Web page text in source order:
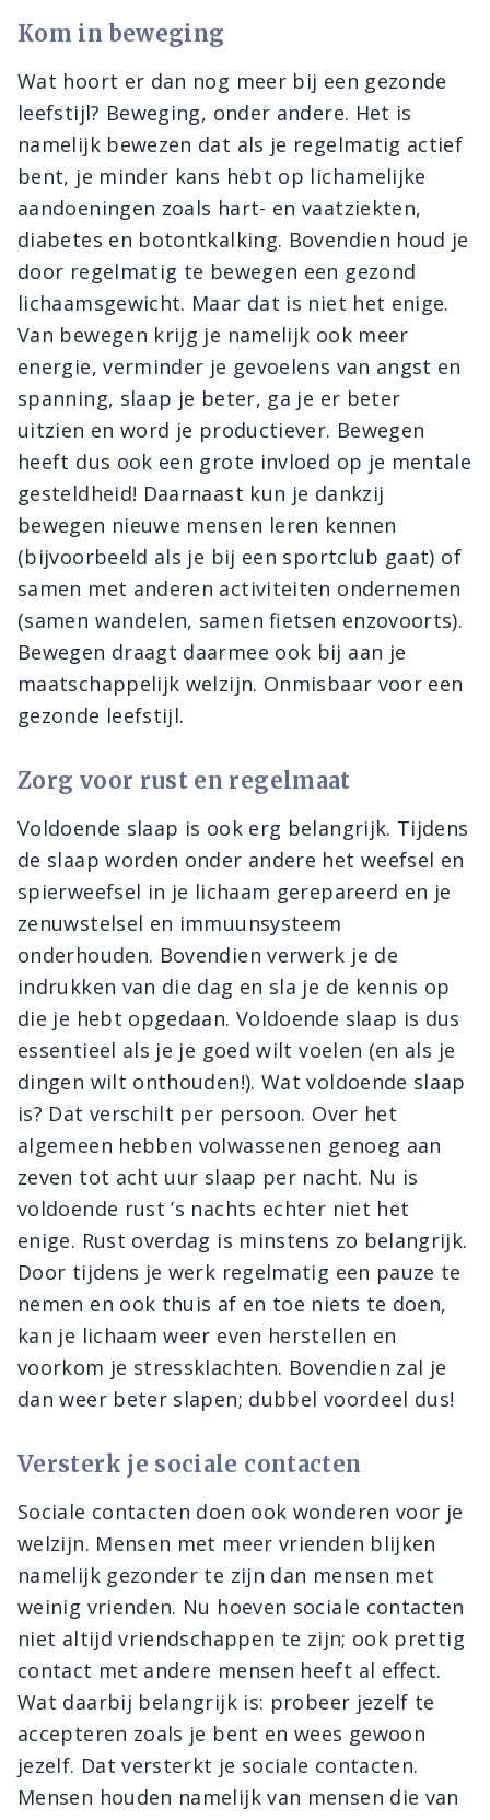
Kom in beweging
Wat hoort er dan nog meer bij een gezonde
leefstijl? Beweging, onder andere. Het is
namelijk bewezen dat als je regelmatig actief
bent, je minder kans hebt op lichamelijke
aandoeningen zoals hart- en vaatziekten,
diabetes en botontkalking. Bovendien houd je
door regelmatig te bewegen een gezond
lichaamsgewicht. Maar dat is niet het enige.
Van bewegen krijg je namelijk ook meer
energie, verminder je gevoelens van angst en
spanning, slaap je beter, ga je er beter
uitzien en word je productiever. Bewegen
heeft dus ook een grote invloed op je mentale
gesteldheid! Daarnaast kun je dankzij
bewegen nieuwe mensen leren kennen
(bijvoorbeeld als je bij een sportclub gaat) of
samen met anderen activiteiten ondernemen
(samen wandelen, samen fietsen enzovoorts).
Bewegen draagt daarmee ook bij aan je
maatschappelijk welzijn. Onmisbaar voor een
gezonde leefstijl.
Zorg voor rust en regelmaat
Voldoende slaap is ook erg belangrijk. Tijdens
de slaap worden onder andere het weefsel en
spierweefsel in je lichaam gerepareerd en je
zenuwstelsel en immuunsysteem
onderhouden. Bovendien verwerk je de
indrukken van die dag en sla je de kennis op
die je hebt opgedaan. Voldoende slaap is dus
essentieel als je je goed wilt voelen (en als je
dingen wilt onthouden!). Wat voldoende slaap
is? Dat verschilt per persoon. Over het
algemeen hebben volwassenen genoeg aan
zeven tot acht uur slaap per nacht. Nu is
voldoende rust ’s nachts echter niet het
enige. Rust overdag is minstens zo belangrijk.
Door tijdens je werk regelmatig een pauze te
nemen en ook thuis af en toe niets te doen,
kan je lichaam weer even herstellen en
voorkom je stressklachten. Bovendien zal je
dan weer beter slapen; dubbel voordeel dus!
Versterk je sociale contacten
Sociale contacten doen ook wonderen voor je
welzijn. Mensen met meer vrienden blijken
namelijk gezonder te zijn dan mensen met
weinig vrienden. Nu hoeven sociale contacten
niet altijd vriendschappen te zijn; ook prettig
contact met andere mensen heeft al effect.
Wat daarbij belangrijk is: probeer jezelf te
accepteren zoals je bent en wees gewoon
jezelf. Dat versterkt je sociale contacten.
Mensen houden namelijk van mensen die van